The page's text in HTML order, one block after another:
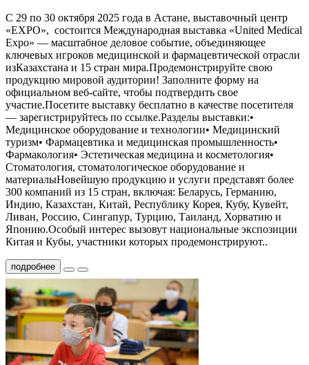
С 29 по 30 октября 2025 года в Астане, выставочный центр
«EXPO», состоится Международная выставка «United Medical
Expo» — масштабное деловое событие, объединяющее
ключевых игроков медицинской и фармацевтической отрасли
изКазахстана и 15 стран мира.Продемонстрируйте свою
продукцию мировой аудитории! Заполните форму на
официальном веб-сайте, чтобы подтвердить свое
участие.Посетите выставку бесплатно в качестве посетителя
— зарегистрируйтесь по ссылке.Разделы выставки:•
Медицинское оборудование и технологии• Медицинский
туризм• Фармацевтика и медицинская промышленность•
Фармакология• Эстетическая медицина и косметология•
Стоматология, стоматологическое оборудование и
материалыНовейшую продукцию и услуги представят более
300 компаний из 15 стран, включая: Беларусь, Германию,
Индию, Казахстан, Китай, Республику Корея, Кубу, Кувейт,
Ливан, Россию, Сингапур, Турцию, Таиланд, Хорватию и
Японию.Особый интерес вызовут национальные экспозиции
Китая и Кубы, участники которых продемонстрируют..
подробнее